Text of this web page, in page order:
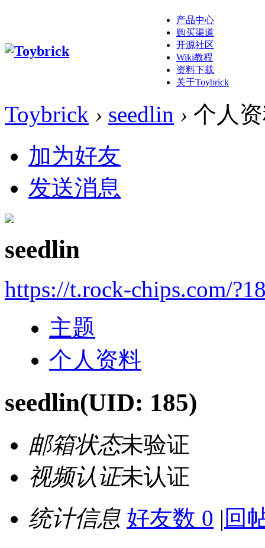
产品中心
购买渠道
开源社区
Wiki教程
资料下载
关于Toybrick
Toybrick › seedlin › 个人
加为好友
发送消息
seedlin
https://t.rock-chips.com/
主题
个人资料
seedlin(UID: 185)
邮箱状态未验证
视频认证未认证
统计信息 好友数 0 | 回